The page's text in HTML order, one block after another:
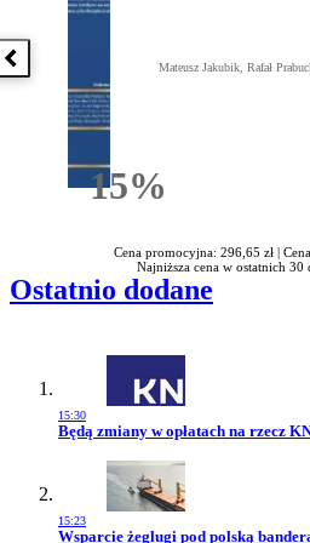
Poprzednia książka
15%Rabatu
Mateusz Jakubik, Rafał
Cena promocyjna: 296,65 zł |
Najniższa cena w ostatnich 30
Ostatnio dodane
15:30
Przejdź do artykułu:
Będą zmiany w opłatach na rzecz
15:23
Przejdź do artykułu:
Wsparcie żeglugi pod polską